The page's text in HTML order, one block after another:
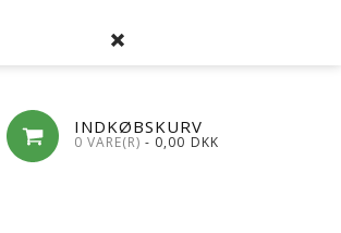
INDKØBSKURV
0 VARE(R) - 0,00 DKK